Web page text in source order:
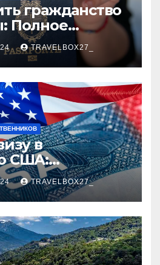
гражданство
Полное
TRAVELBOX27_
в
США:
TRAVELBOX27_